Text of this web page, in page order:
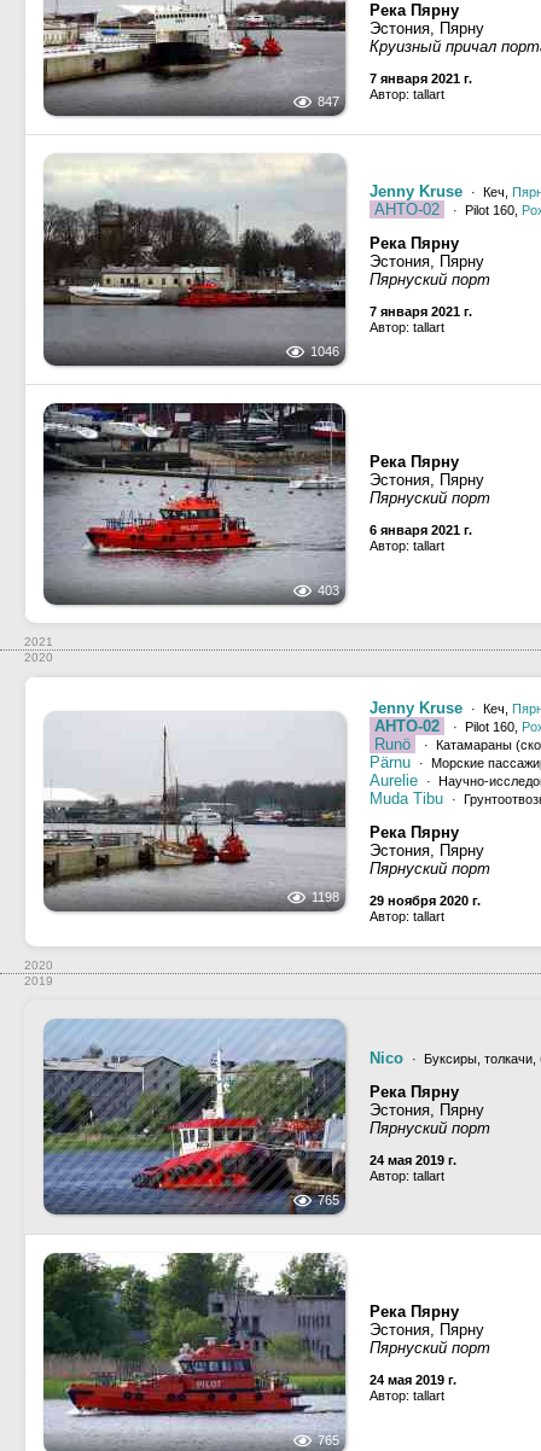
847
Река Пярну
Эстония, Пярну
Круизный причал
7 января 2021 г.
Автор: tallart
1046
Jenny Kruse · Кеч,
AHTO-02 · Pilot 160,
Река Пярну
Эстония, Пярну
Пярнуский порт
7 января 2021 г.
Автор: tallart
403
Река Пярну
Эстония, Пярну
Пярнуский порт
6 января 2021 г.
Автор: tallart
2021
2020
1198
Jenny Kruse · Кеч,
AHTO-02 · Pilot 160,
Runö · Катамараны
Pärnu · Морские
Aurelie · Научно-
Muda Tibu ·
Река Пярну
Эстония, Пярну
Пярнуский порт
29 ноября 2020 г.
Автор: tallart
2020
2019
765
Nico · Буксиры,
Река Пярну
Эстония, Пярну
Пярнуский порт
24 мая 2019 г.
Автор: tallart
765
Река Пярну
Эстония, Пярну
Пярнуский порт
24 мая 2019 г.
Автор: tallart